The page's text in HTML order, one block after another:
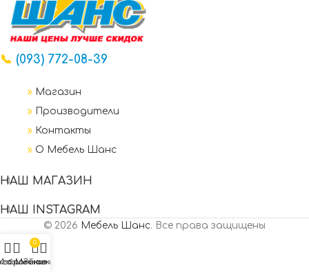
📞 (093) 772-08-39
» Магазин
»
Производители
» Контакты
» О Мебель Шанс
НАШ МАГАЗИН
НАШ INSTAGRAM
© 2026 Мебель Шанс. Все права защищены
0
Заказ
Мой аккаунт